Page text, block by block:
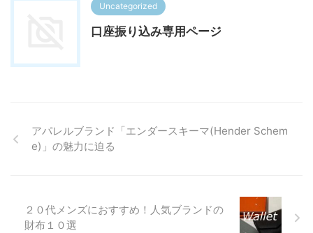
Uncategorized
口座振り込み専用ページ
アパレルブランド「エンダースキーマ(Hender Schem
e)」の魅力に迫る
２０代メンズにおすすめ！人気ブランドの
財布１０選